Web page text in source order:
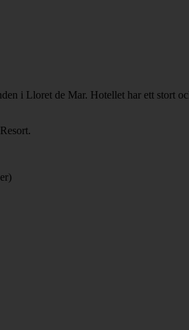
i Lloret de Mar. Hotellet har ett stort